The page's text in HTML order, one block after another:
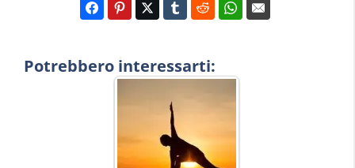
Potrebbero interessarti: